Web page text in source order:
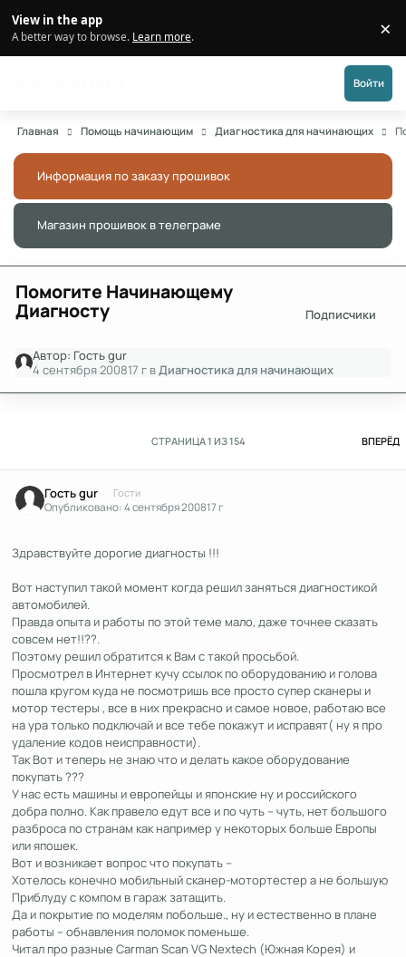
View in the app
A better way to browse. Learn more. ×
Войти
Главная Помощь начинающим Диагностика для начинающих
Информация по заказу прошивок
Магазин прошивок в телеграме
Помогите Начинающему
Диагносту Подписчики
Автор: Гость gur
4 сентября 200817 г вДиагностика для начинающих
ВПЕРЁД
СТРАНИЦА 1 ИЗ 154
Гость gur Гости
Опубликовано:4 сентября 200817 г
Здравствуйте дорогие диагносты !!!
Вот наступил такой момент когда решил заняться диагностикой
автомобилей.
Правда опыта и работы по этой теме мало, даже точнее сказать
совсем нет!!??.
Поэтому решил обратится к Вам с такой просьбой.
Просмотрел в Интернет кучу ссылок по оборудованию и голова
пошла кругом куда не посмотришь все просто супер сканеры и
мотор тестеры , все в них прекрасно и самое новое, работаю все
на ура только подключай и все тебе покажут и исправят( ну я про
удаление кодов неисправности).
Так Вот и теперь не знаю что и делать какое оборудование
покупать ???
У нас есть машины и европейцы и японские ну и российского
добра полно. Как правело едут все и по чуть – чуть, нет большого
разброса по странам как например у некоторых больше Европы
или япошек.
Вот и возникает вопрос что покупать –
Хотелось конечно мобильный сканер-мотортестер а не большую
Приблуду с компом в гараж затащить.
Да и покрытие по моделям побольше., ну и естественно в плане
работы – обнавления поломок поменьше.
Читал про разные Carman Scan VG Nextech (Южная Корея) и